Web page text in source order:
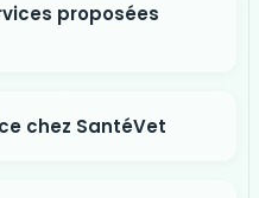
proposées
chez SantéVet